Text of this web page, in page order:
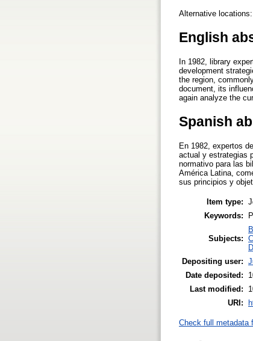
Alternative locations:
English
In 1982, library
development
the region,
document, its
again analyze the
Spanish
En 1982, expertos
actual y estrategias
normativo para las
América Latina,
sus principios y
Item type:
Keywords:
Subjects:
Depositing user:
Date deposited:
Last modified:
URI:
Check full metadata